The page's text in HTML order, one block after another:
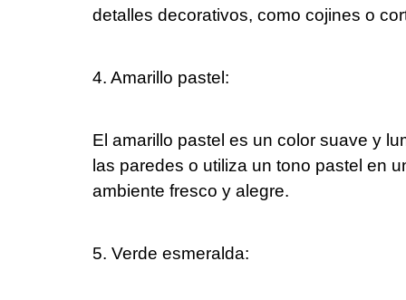
detalles decorativos, como cojines o
4. Amarillo pastel:
El amarillo pastel es un color suave y
las paredes o utiliza un tono pastel en
ambiente fresco y alegre.
5. Verde esmeralda: